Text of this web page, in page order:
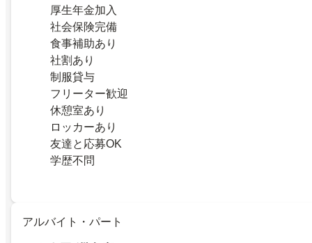
厚生年金加入
社会保険完備
食事補助あり
社割あり
制服貸与
フリーター歓迎
休憩室あり
ロッカーあり
友達と応募OK
学歴不問
アルバイト・パート